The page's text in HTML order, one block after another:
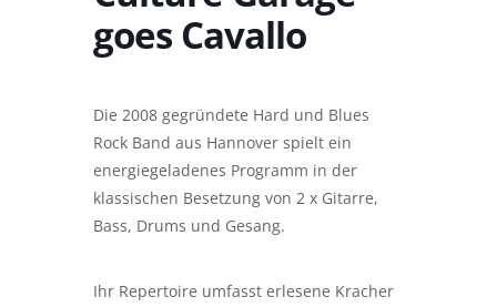
goes Cavallo
Die 2008 gegründete Hard und Blues
Rock Band aus Hannover spielt ein
energiegeladenes Programm in der
klassischen Besetzung von 2 x Gitarre,
Bass, Drums und Gesang.
Ihr Repertoire umfasst erlesene Kracher